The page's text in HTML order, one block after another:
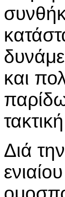
και
Διά